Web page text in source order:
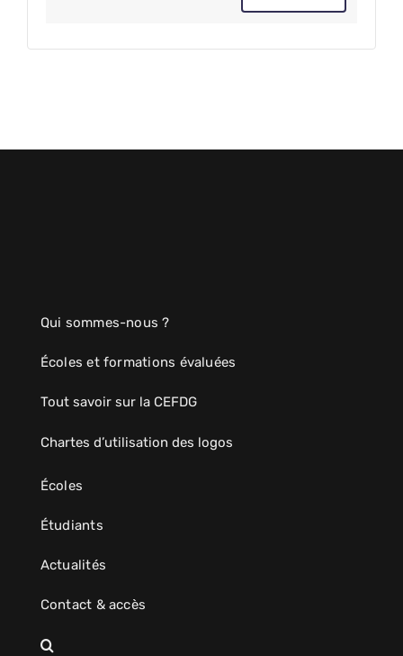
Qui sommes-nous ?
Écoles et formations évaluées
Tout savoir sur la CEFDG
Chartes d’utilisation des logos
Écoles
Étudiants
Actualités
Contact & accès